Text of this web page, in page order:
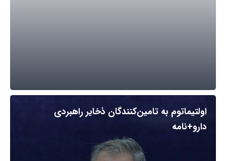
اولتیماتوم به تامین‌کنندگان ذخایر راهبردی
دارو+نامه